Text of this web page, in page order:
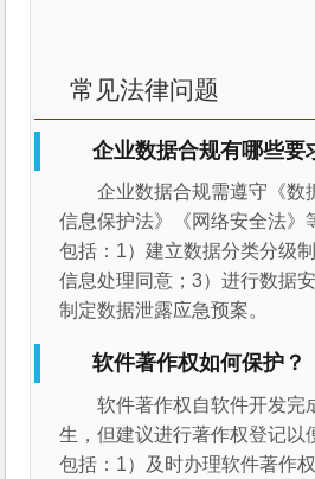
常见法律问题
企业数据合规有哪些要
企业数据合规需遵守《数
信息保护法》《网络安全法》
包括：1）建立数据分类分级
信息处理同意；3）进行数据
制定数据泄露应急预案。
软件著作权如何保护？
软件著作权自软件开发完
生，但建议进行著作权登记以
包括：1）及时办理软件著作